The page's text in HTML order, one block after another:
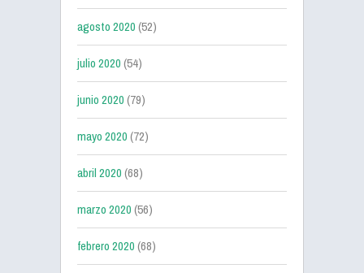
agosto 2020(52)
julio 2020(54)
junio 2020(79)
mayo 2020(72)
abril 2020(68)
marzo 2020(56)
febrero 2020(68)